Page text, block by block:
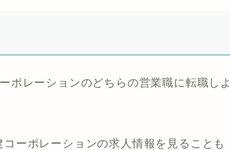
ポレーションのどちらの営業職に転職しよ
ーポレーションの求人情報を見ることも